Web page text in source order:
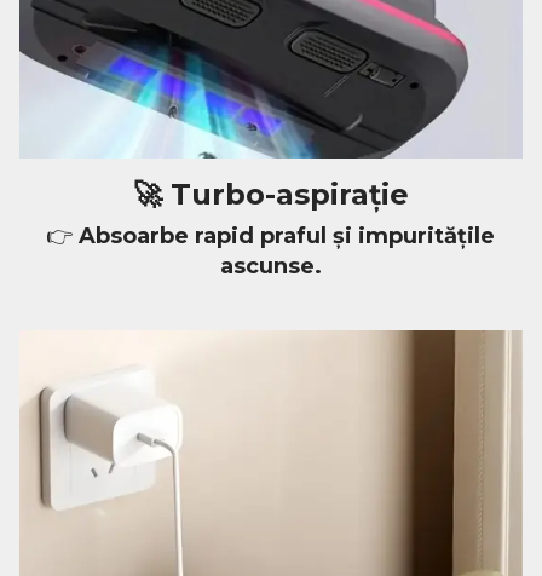
🚀 Turbo-aspirație
👉 Absoarbe rapid praful și impuritățile
ascunse.